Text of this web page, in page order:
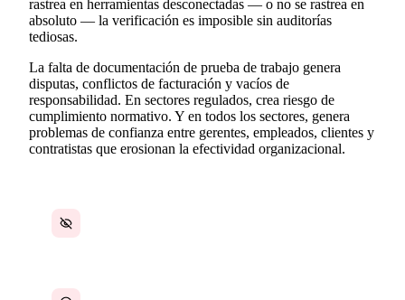
rastrea en herramientas desconectadas — o no se rastrea en
absoluto — la verificación es imposible sin auditorías
tediosas.
La falta de documentación de prueba de trabajo genera
disputas, conflictos de facturación y vacíos de
responsabilidad. En sectores regulados, crea riesgo de
cumplimiento normativo. Y en todos los sectores, genera
problemas de confianza entre gerentes, empleados, clientes y
contratistas que erosionan la efectividad organizacional.